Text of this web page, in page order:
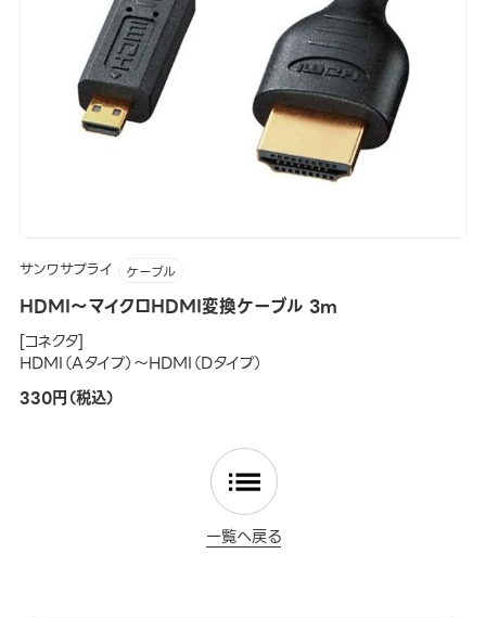
サンワサプライ ケーブル
HDMI～マイクロHDMI変換ケーブル 3m
[コネクタ]
HDMI（Aタイプ）～HDMI（Dタイプ）
330円（税込）
一覧へ戻る